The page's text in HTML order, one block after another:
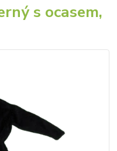
s ocasem,